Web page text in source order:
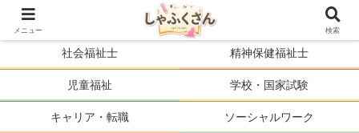
ソーシャルワーカーの人生を、まるごと支える。
社会福祉士 精神保健福祉士
児童福祉 学校・国家試験
キャリア・転職 ソーシャルワーク
メニュー 検索